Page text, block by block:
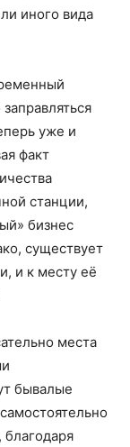
иного вида
уже и
факт
станции,
бизнес
существует
и к месту её
места
бывалые
благодаря